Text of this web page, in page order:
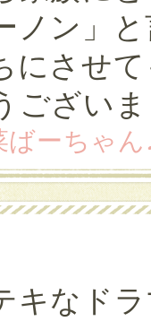
ノン」
にさせ
ござい
ばーちゃ
キなド